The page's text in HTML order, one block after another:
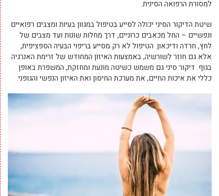
למסורת הרפואה הסינית.
שיטת הדיקור הסיני יכולה לסייע בטיפול במגוון בעיות ומצבים רפואיים
ונפשיים – החל מכאבים כרוניים, דרך מחלות שונות ועד מצבים של
לחץ, חרדה ודיכאון. הטיפול לא רק מסייע בריפוי הבעיה הספציפית,
אלא גם חוזר לשורשיה, באמצעות האיזון המחודש של זרימת האנרגיה
בגוף. דיקור סיני גם משמש כשיטה מונעת ומחזקת, המשפרת באופן
כללי את איכות החיים, את מערכת החיסון ואת האיזון הנפשי והגופני.